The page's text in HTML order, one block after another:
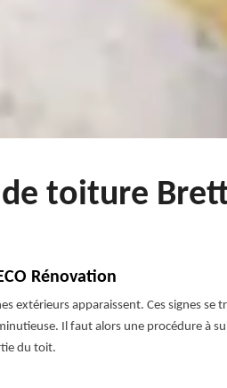
toiture
Rénovation
extérieurs apparaissent. Ces signes
Il faut alors une procédure à
du toit.